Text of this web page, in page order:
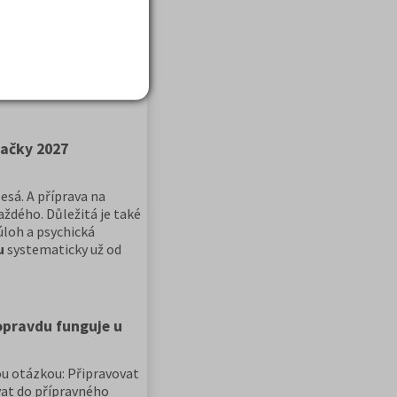
se, jaké jsou vaše
do 15 dnů od
2027
A příprava na
Důležitá je také
a psychická
systematicky už od
funguje u
otázkou: Připravovat
do přípravného